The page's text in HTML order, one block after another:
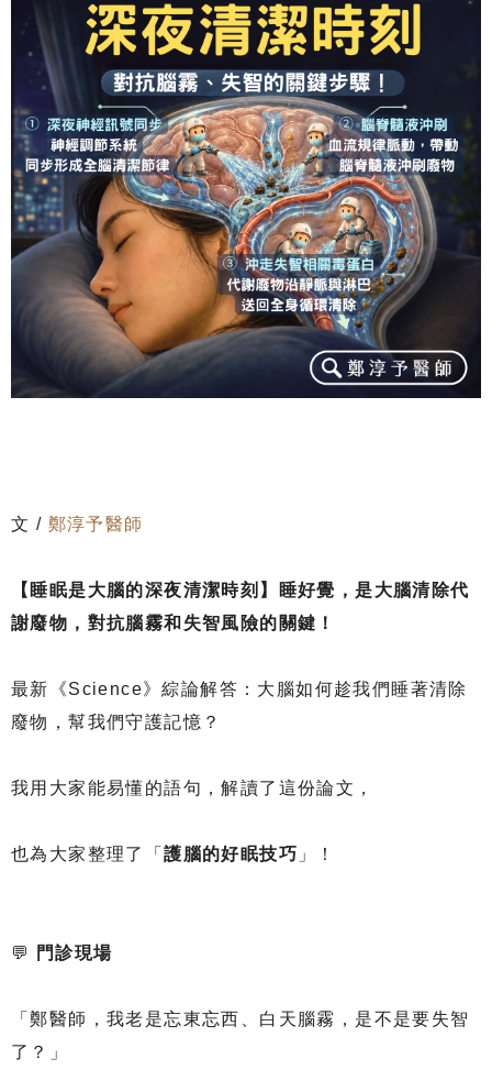
文 / 鄭淳予醫師
【睡眠是大腦的深夜清潔時刻】睡好覺，是大腦清除代
謝廢物，對抗腦霧和失智風險的關鍵！
最新《Science》綜論解答：大腦如何趁我們睡著清除
廢物，幫我們守護記憶？
我用大家能易懂的語句，解讀了這份論文，
也為大家整理了「護腦的好眠技巧 」！
💬 門診現場
「鄭醫師，我老是忘東忘西、白天腦霧，是不是要失智
了？」